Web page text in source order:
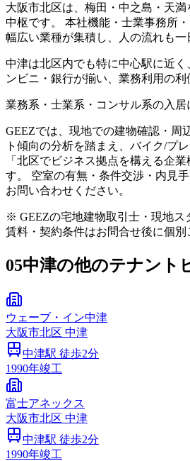
大阪市北区は、梅田・中之島・天
中枢です。 本社機能・士業事務所
幅広い業種が集積し、人の流れも一
中津は北区内でも特に中心駅に近く
ンビニ・銀行が揃い、業務利用の利
業務系・士業系・コンサル系の入居
GEEZでは、現地での建物確認・周
ト傾向の分析を踏まえ、バイク/プ
「北区でビジネス拠点を構える企
す。 空室の有無・条件交渉・内見
お問い合わせください。
※ GEEZの宅地建物取引士・現地ス
賃料・契約条件はお問合せ後に個別
05中津の他のテナント
ウェーブ・イン中津
大阪市北区 中津
中津駅 徒歩2分
1990年竣工
富士アネックス
大阪市北区 中津
中津駅 徒歩2分
1990年竣工